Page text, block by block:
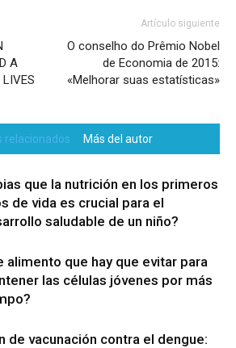
A
Artículo siguiente
O conselho do Prêmio Nobel
de Economia de 2015:
«Melhorar suas estatísticas»
relacionados Más del autor
que la nutrición en los primeros
de vida es crucial para el
saludable de un niño?
alimento que hay que evitar para
las células jóvenes por más
de vacunación contra el dengue: